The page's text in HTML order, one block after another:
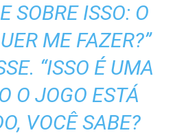
SOBRE ISSO: O
ME FAZER?”
“ISSO É UMA
O JOGO ESTÁ
VOCÊ SABE?